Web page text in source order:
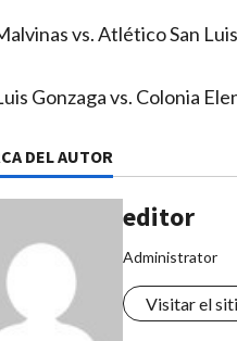
vs. Atlético San Luis
Gonzaga vs. Colonia
DEL AUTOR
editor
Administrator
Visitar el